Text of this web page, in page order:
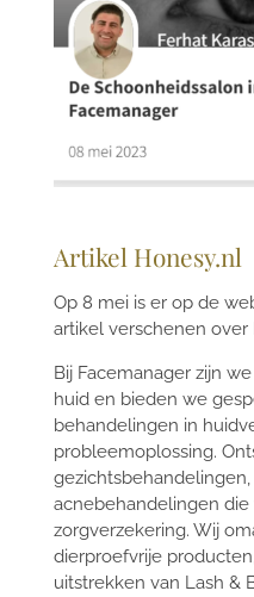
Artikel Honesy.nl
Op 8 mei is er op de
artikel verschenen over
Bij Facemanager zijn
huid en bieden we
behandelingen in
probleemoplossing.
acnebehandelingen
zorgverzekering. Wij
dierproefvrije
uitstrekken van Lash &